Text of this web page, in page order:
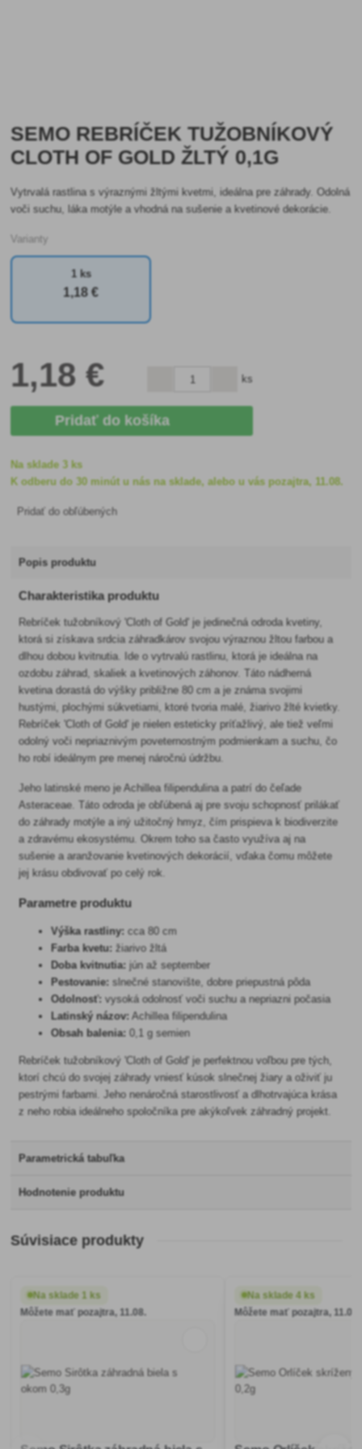
SEMO REBRÍČEK TUŽOBNÍKOVÝ
CLOTH OF GOLD ŽLTÝ 0,1G
Vytrvalá rastlina s výraznými žltými kvetmi, ideálna pre záhrady. Odolná
voči suchu, láka motýle a vhodná na sušenie a kvetinové dekorácie.
Varianty
1 ks
1,18 €
1,18 € ks
Pridať do košíka
Na sklade 3 ks
K odberu do 30 minút u nás na sklade, alebo u vás pozajtra, 11.08.
Pridať do obľúbených
Popis produktu
Charakteristika produktu
Rebríček tužobníkový 'Cloth of Gold' je jedinečná odroda kvetiny,
ktorá si získava srdcia záhradkárov svojou výraznou žltou farbou a
dlhou dobou kvitnutia. Ide o vytrvalú rastlinu, ktorá je ideálna na
ozdobu záhrad, skaliek a kvetinových záhonov. Táto nádherná
kvetina dorastá do výšky približne 80 cm a je známa svojimi
hustými, plochými súkvetiami, ktoré tvoria malé, žiarivo žlté kvietky.
Rebríček 'Cloth of Gold' je nielen esteticky príťažlivý, ale tiež veľmi
odolný voči nepriaznivým poveternostným podmienkam a suchu, čo
ho robí ideálnym pre menej náročnú údržbu.
Jeho latinské meno je Achillea filipendulina a patrí do čeľade
Asteraceae. Táto odroda je obľúbená aj pre svoju schopnosť prilákať
do záhrady motýle a iný užitočný hmyz, čím prispieva k biodiverzite
a zdravému ekosystému. Okrem toho sa často využíva aj na
sušenie a aranžovanie kvetinových dekorácií, vďaka čomu môžete
jej krásu obdivovať po celý rok.
Parametre produktu
Výška rastliny: cca 80 cm
Farba kvetu: žiarivo žltá
Doba kvitnutia: jún až september
Pestovanie: slnečné stanovište, dobre priepustná pôda
Odolnosť: vysoká odolnosť voči suchu a nepriazni počasia
Latinský názov: Achillea filipendulina
Obsah balenia: 0,1 g semien
Rebríček tužobníkový 'Cloth of Gold' je perfektnou voľbou pre tých,
ktorí chcú do svojej záhrady vniesť kúsok slnečnej žiary a oživiť ju
pestrými farbami. Jeho nenáročná starostlivosť a dlhotrvajúca krása
z neho robia ideálneho spoločníka pre akýkoľvek záhradný projekt.
Parametrická tabuľka
Hodnotenie produktu
Súvisiace produkty
Na sklade 1 ks
Môžete mať pozajtra, 11.08.
Na sklade 4 ks
Môžete mať pozajtra, 11.08.